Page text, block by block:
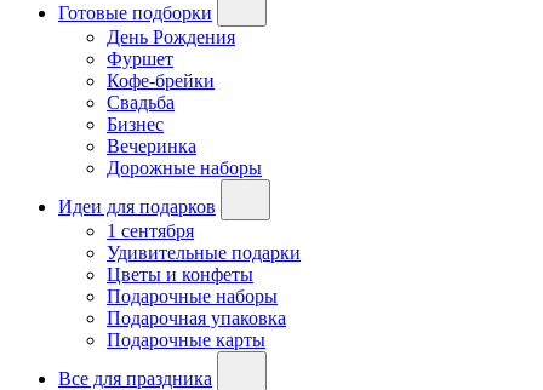
Готовые подборки
День Рождения
Фуршет
Кофе-брейки
Свадьба
Бизнес
Вечеринка
Дорожные наборы
Идеи для подарков
1 сентября
Удивительные подарки
Цветы и конфеты
Подарочные наборы
Подарочная упаковка
Подарочные карты
Все для праздника